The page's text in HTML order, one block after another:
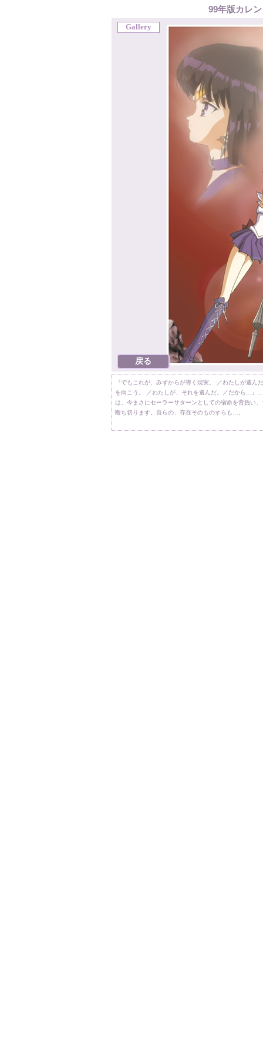
99年版カレ
Gallery
『でもこれが、みずからが導く現実。 ／わたしが選
を向こう。 ／わたしが、それを選んだ。／だから…』
は、今まさにセーラーサターンとしての宿命を背負い
断ち切ります。自らの、存在そのものすらも…。